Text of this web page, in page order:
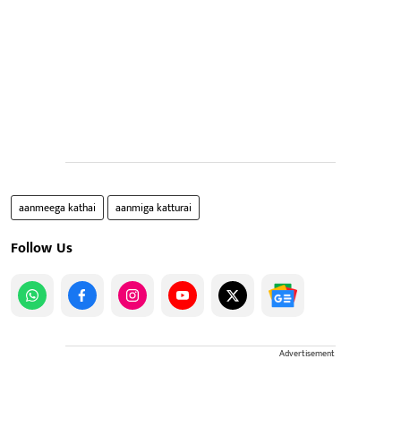
aanmeega kathai aanmiga katturai
Follow Us
Advertisement